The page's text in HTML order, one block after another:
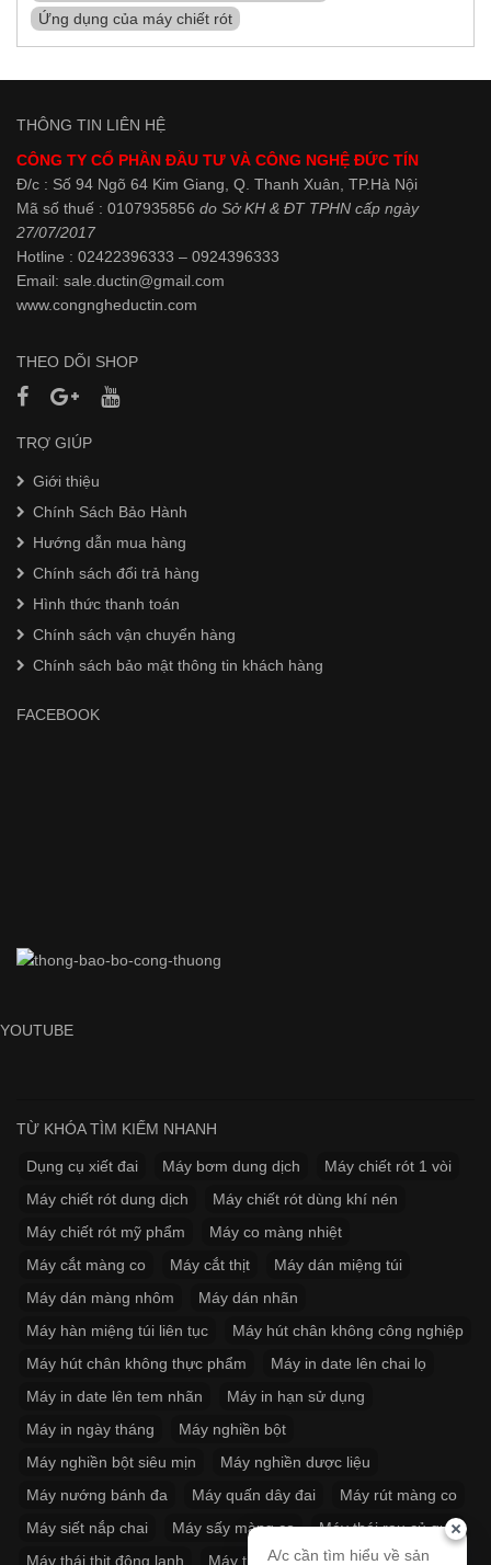
Ứng dụng của máy chiết rót
THÔNG TIN LIÊN HỆ
CÔNG TY CỔ PHẦN ĐẦU TƯ VÀ CÔNG NGHỆ ĐỨC TÍN
Đ/c : Số 94 Ngõ 64 Kim Giang, Q. Thanh Xuân, TP.Hà Nội
Mã số thuế : 0107935856 do Sở KH & ĐT TPHN cấp ngày
27/07/2017
Hotline : 02422396333 – 0924396333
Email: sale.ductin@gmail.com
www.congngheductin.com
THEO DÕI SHOP
TRỢ GIÚP
Giới thiệu
Chính Sách Bảo Hành
Hướng dẫn mua hàng
Chính sách đổi trả hàng
Hình thức thanh toán
Chính sách vận chuyển hàng
Chính sách bảo mật thông tin khách hàng
FACEBOOK
YOUTUBE
TỪ KHÓA TÌM KIẾM NHANH
Dụng cụ xiết đai Máy bơm dung dịch
Máy chiết rót 1 vòi
Máy chiết rót dung dịch
Máy chiết rót dùng khí nén
Máy chiết rót mỹ phẩm
Máy co màng nhiệt
Máy cắt màng co
Máy cắt thịt
Máy dán miệng túi
Máy dán màng nhôm
Máy dán nhãn
Máy hàn miệng túi liên tục
Máy hút chân không công nghiệp
Máy hút chân không thực phẩm
Máy in date lên chai lọ
Máy in date lên tem nhãn
Máy in hạn sử dụng
Máy in ngày tháng
Máy nghiền bột
Máy nghiền bột siêu mịn
Máy nghiền dược liệu
Máy nướng bánh đa
Máy quấn dây đai
Máy rút màng co
Máy siết nắp chai
Máy sấy màng co
Máy thái rau củ quả
Máy thái thịt đông lạnh
Máy thít dây đaiA/c cần tìm hiểu về sản